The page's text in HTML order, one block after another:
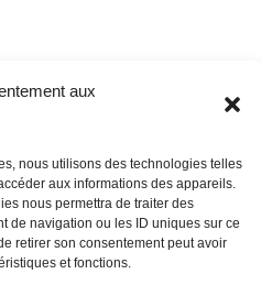
aux
nous utilisons des technologies telles
aux informations des appareils.
nous permettra de traiter des
de navigation ou les ID uniques sur ce
retirer son consentement peut avoir
et fonctions.
Générales de Ventes
Mentions légales